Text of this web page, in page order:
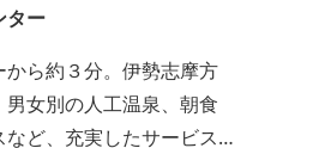
ター
ら約３分。伊勢志摩方
女別の人工温泉、朝食
ど、充実したサービス